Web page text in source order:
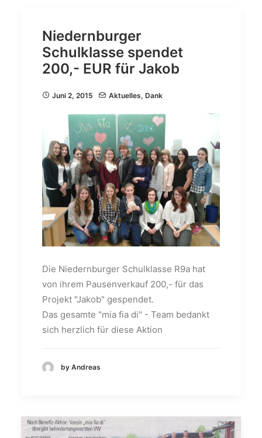
Niedernburger
Schulklasse spendet
200,- EUR für Jakob
Juni 2, 2015 Aktuelles, Dank
Die Niedernburger Schulklasse R9a hat
von ihrem Pausenverkauf 200,- für das
Projekt "Jakob" gespendet.
Das gesamte "mia fia di" - Team bedankt
sich herzlich für diese Aktion
by Andreas